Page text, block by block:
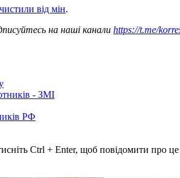
від мін.
на наші канали https://t.me/
- ЗМІ
РФ
Ctrl + Enter, щоб повідомити про